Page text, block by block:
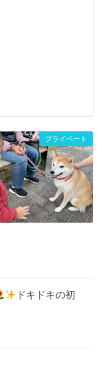
プライベート
ドキドキの初